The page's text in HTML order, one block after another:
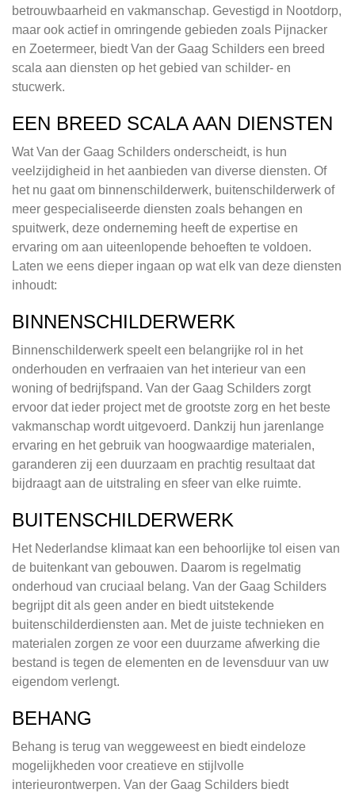
betrouwbaarheid en vakmanschap. Gevestigd in Nootdorp,
maar ook actief in omringende gebieden zoals Pijnacker
en Zoetermeer, biedt Van der Gaag Schilders een breed
scala aan diensten op het gebied van schilder- en
stucwerk.
EEN BREED SCALA AAN DIENSTEN
Wat Van der Gaag Schilders onderscheidt, is hun
veelzijdigheid in het aanbieden van diverse diensten. Of
het nu gaat om binnenschilderwerk, buitenschilderwerk of
meer gespecialiseerde diensten zoals behangen en
spuitwerk, deze onderneming heeft de expertise en
ervaring om aan uiteenlopende behoeften te voldoen.
Laten we eens dieper ingaan op wat elk van deze diensten
inhoudt:
BINNENSCHILDERWERK
Binnenschilderwerk speelt een belangrijke rol in het
onderhouden en verfraaien van het interieur van een
woning of bedrijfspand. Van der Gaag Schilders zorgt
ervoor dat ieder project met de grootste zorg en het beste
vakmanschap wordt uitgevoerd. Dankzij hun jarenlange
ervaring en het gebruik van hoogwaardige materialen,
garanderen zij een duurzaam en prachtig resultaat dat
bijdraagt aan de uitstraling en sfeer van elke ruimte.
BUITENSCHILDERWERK
Het Nederlandse klimaat kan een behoorlijke tol eisen van
de buitenkant van gebouwen. Daarom is regelmatig
onderhoud van cruciaal belang. Van der Gaag Schilders
begrijpt dit als geen ander en biedt uitstekende
buitenschilderdiensten aan. Met de juiste technieken en
materialen zorgen ze voor een duurzame afwerking die
bestand is tegen de elementen en de levensduur van uw
eigendom verlengt.
BEHANG
Behang is terug van weggeweest en biedt eindeloze
mogelijkheden voor creatieve en stijlvolle
interieurontwerpen. Van der Gaag Schilders biedt